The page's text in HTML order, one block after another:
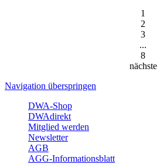
1
2
3
...
8
nächste
Navigation überspringen
DWA-Shop
DWAdirekt
Mitglied werden
Newsletter
AGB
AGG-Informationsblatt